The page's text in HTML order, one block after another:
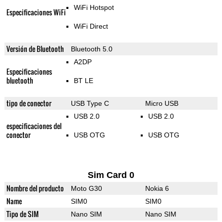
Especificaciones WiFi WiFi Hotspot
WiFi Direct
Versión de Bluetooth Bluetooth 5.0
Especificaciones
bluetooth
A2DP
BT LE
tipo de conector USB Type C Micro USB
especificaciones del
conector
USB 2.0
USB OTG
USB 2.0
USB OTG
Sim Card 0
Nombre del producto Moto G30 Nokia 6
Name SIM0 SIM0
Tipo de SIM Nano SIM Nano SIM